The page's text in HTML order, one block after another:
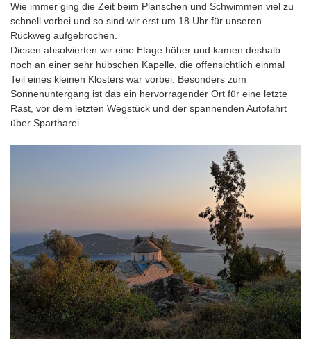
Wie immer ging die Zeit beim Planschen und Schwimmen viel zu
schnell vorbei und so sind wir erst um 18 Uhr für unseren
Rückweg aufgebrochen.
Diesen absolvierten wir eine Etage höher und kamen deshalb
noch an einer sehr hübschen Kapelle, die offensichtlich einmal
Teil eines kleinen Klosters war vorbei. Besonders zum
Sonnenuntergang ist das ein hervorragender Ort für eine letzte
Rast, vor dem letzten Wegstück und der spannenden Autofahrt
über Spartharei.